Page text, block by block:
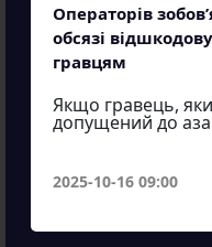
Операторів
обсязі
гравцям
Якщо гравець,
допущений до
2025-10-16 09:00